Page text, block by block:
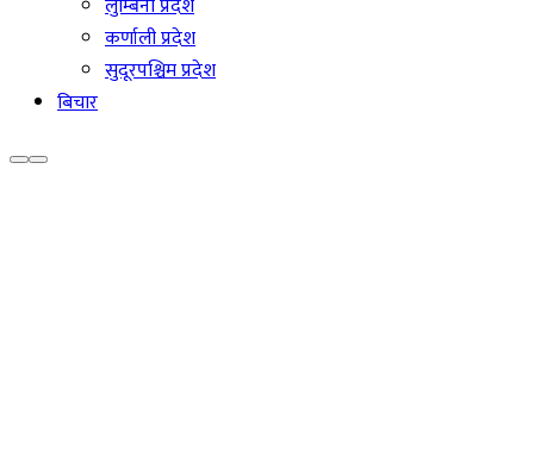
कर्णाली प्रदेश
सुदूरपश्चिम प्रदेश
बिचार